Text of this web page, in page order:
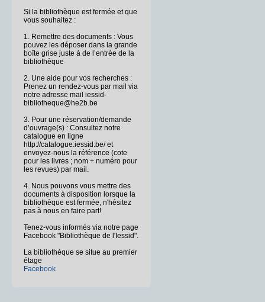
Si la bibliothèque est fermée et que
vous souhaitez :
1. Remettre des documents : Vous
pouvez les déposer dans la grande
boîte grise juste à de l’entrée de la
bibliothèque
2. Une aide pour vos recherches :
Prenez un rendez-vous par mail via
notre adresse mail iessid-
bibliotheque@he2b.be
3. Pour une réservation/demande
d’ouvrage(s) : Consultez notre
catalogue en ligne
http://catalogue.iessid.be/ et
envoyez-nous la référence (cote
pour les livres ; nom + numéro pour
les revues) par mail.
4. Nous pouvons vous mettre des
documents à disposition lorsque la
bibliothèque est fermée, n'hésitez
pas à nous en faire part!
Tenez-vous informés via notre page
Facebook "Bibliothèque de l'Iessid".
La bibliothèque se situe au premier
étage
Facebook